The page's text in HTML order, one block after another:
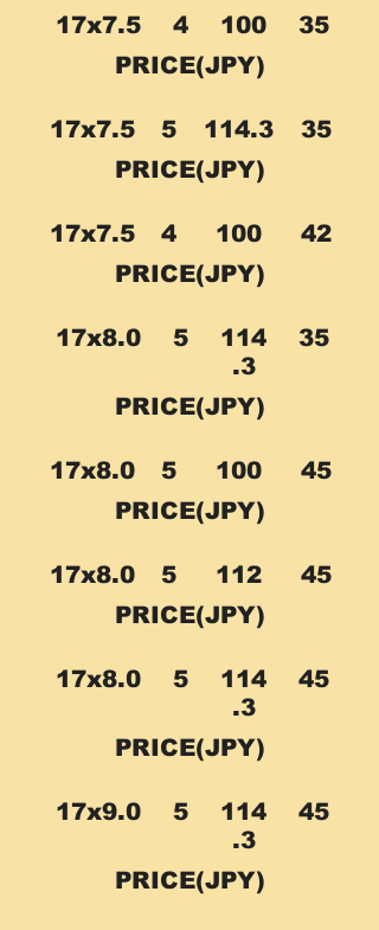
17x7.5 4 100
35
PRICE(JPY)
17x7.5 5 114.3
35
PRICE(JPY)
17x7.5 4 100
42
PRICE(JPY)
17x8.0 5
114
.3
35
PRICE(JPY)
17x8.0 5 100
45
PRICE(JPY)
17x8.0 5 112
45
PRICE(JPY)
17x8.0 5
114
.3
45
PRICE(JPY)
17x9.0 5
114
.3
45
PRICE(JPY)